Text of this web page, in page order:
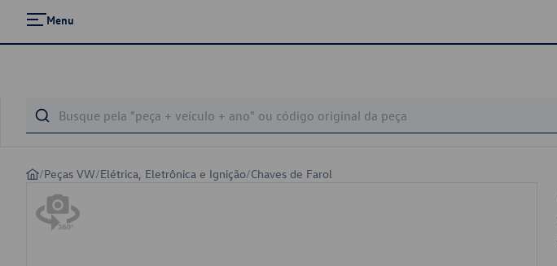
Menu
/Peças VW/Elétrica, Eletrônica e Ignição/Chaves de Farol